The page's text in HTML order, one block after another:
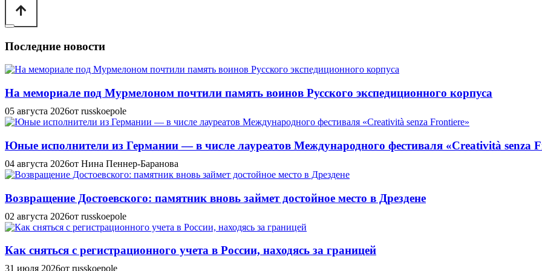
Последние новости
На мемориале под Мурмелоном почтили память воинов Русского экспедиционного корпуса
05 августа 2026от russkoepole
Юные исполнители из Германии — в числе лауреатов Международного фестиваля «Creatività senza
04 августа 2026от Нина Пеннер-Баранова
Возвращение Достоевского: памятник вновь займет достойное место в Дрездене
02 августа 2026от russkoepole
Как сняться с регистрационного учета в России, находясь за границей
31 июля 2026от russkoepole